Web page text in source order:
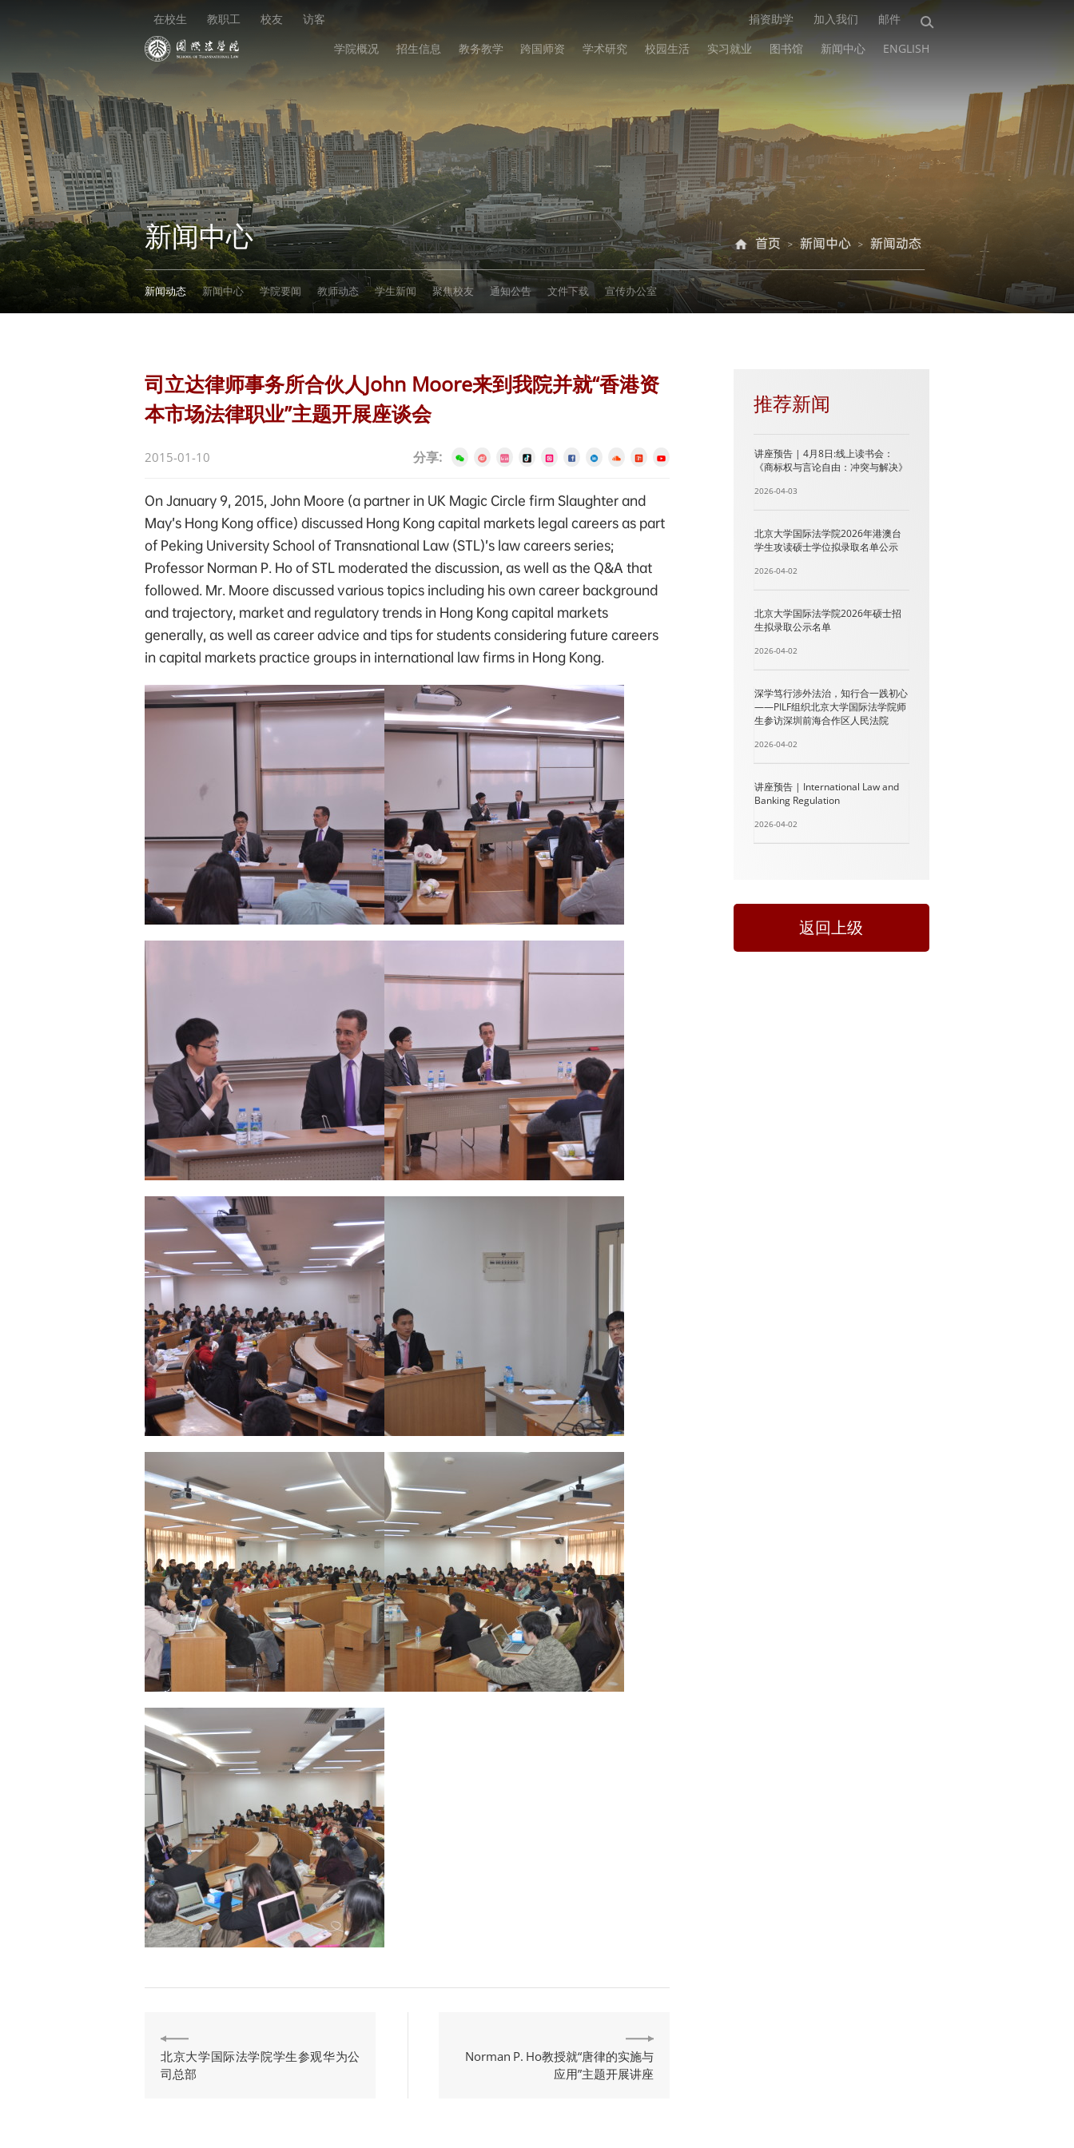
在校生 教职工 校友 访客 捐资助学 加入我们
邮件
学院概况
招生信息 教务教学 跨国师资 学术研究 校园生活 实习就业 图书馆 新闻中心 ENGLISH
新闻中心 首页 > 新闻中心 > 新闻动态
新闻动态 新闻中心 学院要闻 教师动态 学生新闻 聚焦校友 通知公告 文件下载 宣传办公室
司立达律师事务所合伙人John Moore来到我院并就“香港资
本市场法律职业”主题开展座谈会
2015-01-10 分享:
On January 9, 2015, John Moore (a partner in UK Magic Circle firm Slaughter and
May’s Hong Kong office) discussed Hong Kong capital markets legal careers as part
of Peking University School of Transnational Law (STL)’s law careers series;
Professor Norman P. Ho of STL moderated the discussion, as well as the Q&A that
followed. Mr. Moore discussed various topics including his own career background
and trajectory, market and regulatory trends in Hong Kong capital markets
generally, as well as career advice and tips for students considering future careers
in capital markets practice groups in international law firms in Hong Kong.
北京大学国际法学院学生参观华为公
司总部
Norman P. Ho教授就“唐律的实施与
应用”主题开展讲座
推荐新闻
讲座预告 | 4月8日:线上读书会：
《商标权与言论自由：冲突与解决》
2026-04-03
北京大学国际法学院2026年港澳台
学生攻读硕士学位拟录取名单公示
2026-04-02
北京大学国际法学院2026年硕士招
生拟录取公示名单
2026-04-02
深学笃行涉外法治，知行合一践初心
——PILF组织北京大学国际法学院师
生参访深圳前海合作区人民法院
2026-04-02
讲座预告 | International Law and
Banking Regulation
2026-04-02
返回上级